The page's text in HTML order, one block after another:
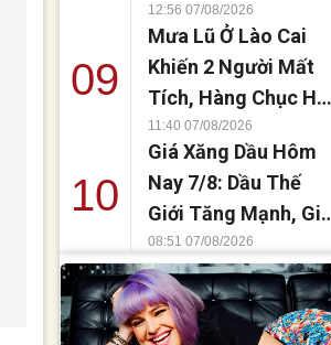
năng đến nhà Huấn
Hoa Hồng
12:56 07/08/2026
09
Mưa Lũ Ở Lào Cai
Khiến 2 Người Mất
Tích, Hàng Chục Hộ
Gia Đình Phải Sơ Tán
Khẩn Cấp
11:40 07/08/2026
10
Giá Xăng Dầu Hôm
Nay 7/8: Dầu Thế
Giới Tăng Mạnh, Giá
Xăng Trong Nước
Đồng Loạt Giảm
08:51 07/08/2026